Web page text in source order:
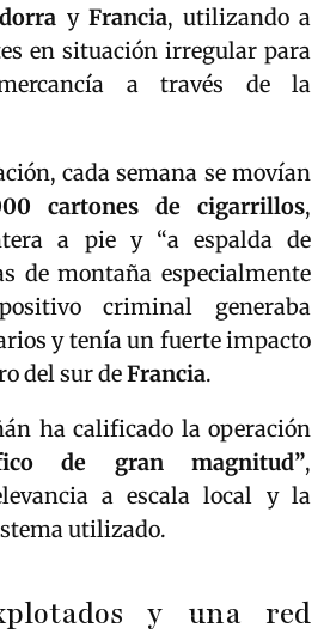
y Francia, utilizando a
en situación irregular para
a través de la
cada semana se movían
cartones de cigarrillos,
a pie y “a espalda de
de montaña especialmente
criminal generaba
y tenía un fuerte impacto
del sur deFrancia.
ha calificado la operación
de gran magnitud”,
a escala local y la
utilizado.
y una red